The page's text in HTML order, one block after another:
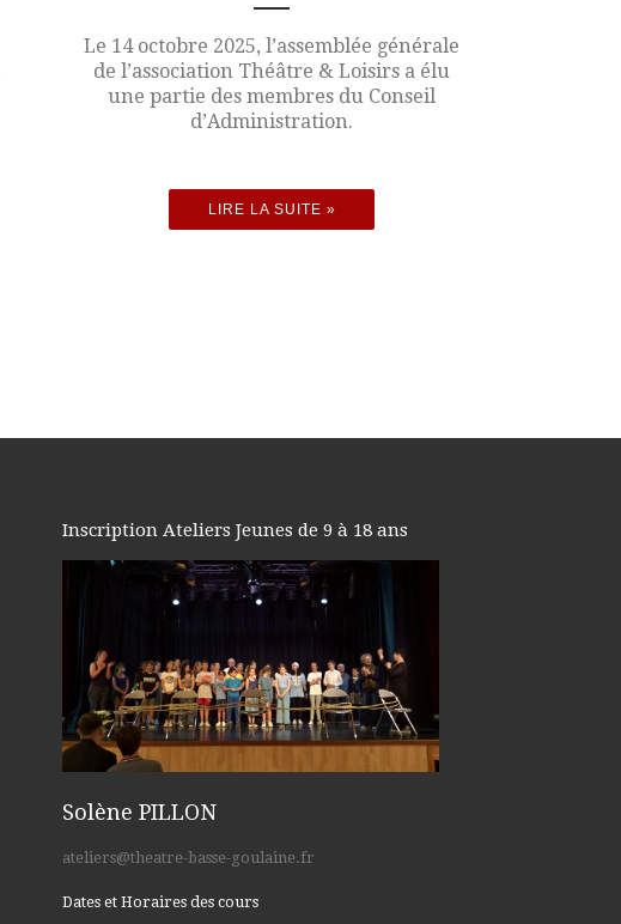
Le 14 octobre 2025, l’assemblée générale
de l’association Théâtre & Loisirs a élu
une partie des membres du Conseil
d’Administration.
LIRE LA SUITE »
Inscription Ateliers Jeunes de 9 à 18 ans
Solène PILLON
ateliers@theatre-basse-goulaine.fr
Dates et Horaires des cours